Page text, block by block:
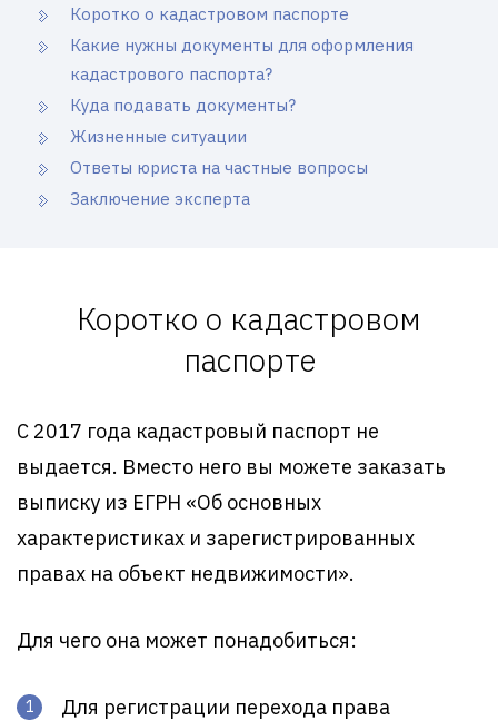
Коротко о кадастровом паспорте
Какие нужны документы для оформления
кадастрового паспорта?
Куда подавать документы?
Жизненные ситуации
Ответы юриста на частные вопросы
Заключение эксперта
Коротко о кадастровом
паспорте
С 2017 года кадастровый паспорт не
выдается. Вместо него вы можете заказать
выписку из ЕГРН «Об основных
характеристиках и зарегистрированных
правах на объект недвижимости».
Для чего она может понадобиться:
Для регистрации перехода права